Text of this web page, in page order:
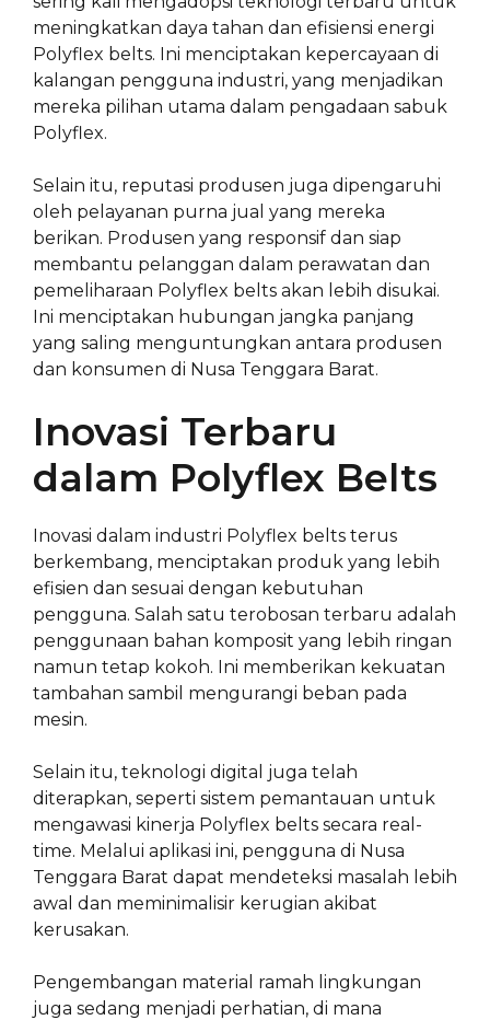
meningkatkan daya tahan dan efisiensi energi
Polyflex belts. Ini menciptakan kepercayaan di
kalangan pengguna industri, yang menjadikan
mereka pilihan utama dalam pengadaan sabuk
Polyflex.
Selain itu, reputasi produsen juga dipengaruhi
oleh pelayanan purna jual yang mereka
berikan. Produsen yang responsif dan siap
membantu pelanggan dalam perawatan dan
pemeliharaan Polyflex belts akan lebih disukai.
Ini menciptakan hubungan jangka panjang
yang saling menguntungkan antara produsen
dan konsumen di Nusa Tenggara Barat.
Inovasi Terbaru
dalam Polyflex Belts
Inovasi dalam industri Polyflex belts terus
berkembang, menciptakan produk yang lebih
efisien dan sesuai dengan kebutuhan
pengguna. Salah satu terobosan terbaru adalah
penggunaan bahan komposit yang lebih ringan
namun tetap kokoh. Ini memberikan kekuatan
tambahan sambil mengurangi beban pada
mesin.
Selain itu, teknologi digital juga telah
diterapkan, seperti sistem pemantauan untuk
mengawasi kinerja Polyflex belts secara real-
time. Melalui aplikasi ini, pengguna di Nusa
Tenggara Barat dapat mendeteksi masalah lebih
awal dan meminimalisir kerugian akibat
kerusakan.
Pengembangan material ramah lingkungan
juga sedang menjadi perhatian, di mana